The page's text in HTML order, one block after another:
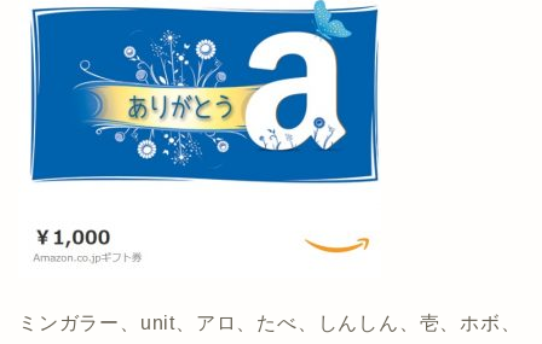
ミンガラー、unit、アロ、たべ、しんしん、壱、ホボ、